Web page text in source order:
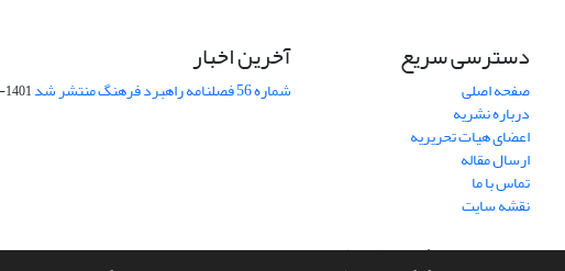
دسترسی سریع
صفحه اصلی
درباره نشریه
اعضای هیات تحریریه
ارسال مقاله
تماس با ما
نقشه سایت
آخرین اخبار
شماره 56 فصلنامه راهبرد فرهنگ منتشر شد 1401-02-26
سامانه مدیریت نشریات علمی.طراحی و پیاده سازی ازسیناوب